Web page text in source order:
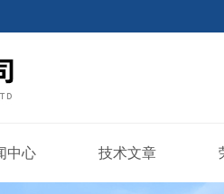
中心 技术文章